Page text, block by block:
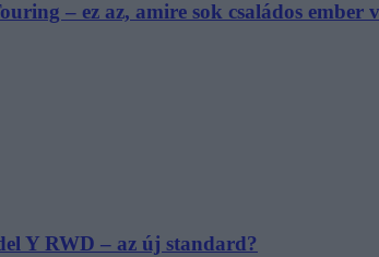
– ez az, amire sok családos ember
Y RWD – az új standard?